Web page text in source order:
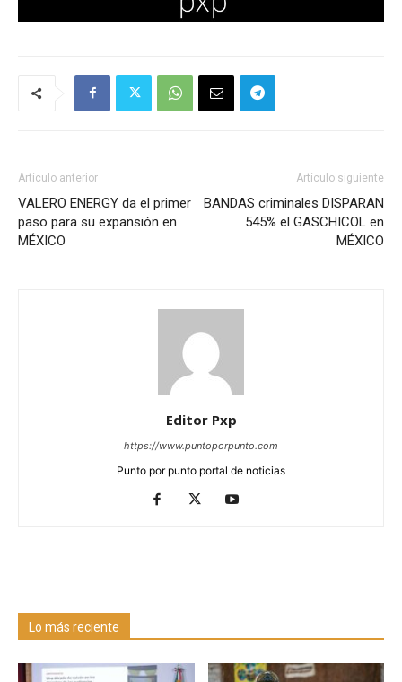
Artículo anterior
VALERO ENERGY da el primer
paso para su expansión en
MÉXICO
Artículo siguiente
BANDAS criminales DISPARAN
545% el GASCHICOL en
MÉXICO
Editor Pxp
https://www.puntoporpunto.com
Punto por punto portal de noticias
Lo más reciente